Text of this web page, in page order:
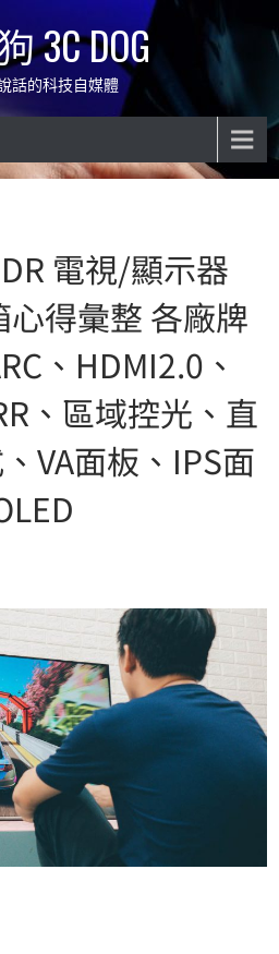
3C DOG
話的科技自媒體
電視/顯示器
得彙整 各廠牌
、HDMI2.0、
、區域控光、直
VA面板、IPS面